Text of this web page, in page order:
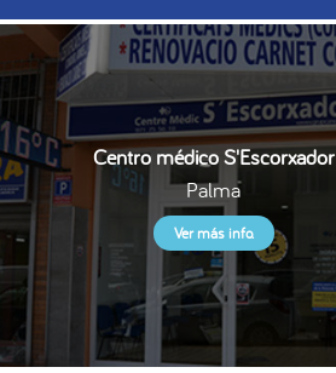
Centro médico S'Escorxador
Palma
Ver más info.